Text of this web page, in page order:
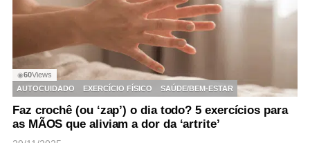
◉60Views
AUTOCUIDADO
EXERCÍCIO FÍSICO SAÚDE/BEM-ESTAR
Faz crochê (ou ‘zap’) o dia todo? 5 exercícios para
as MÃOS que aliviam a dor da ‘artrite’